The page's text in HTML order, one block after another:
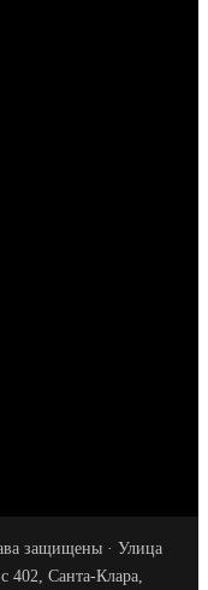
защищены · Улица
402, Санта-Клара,